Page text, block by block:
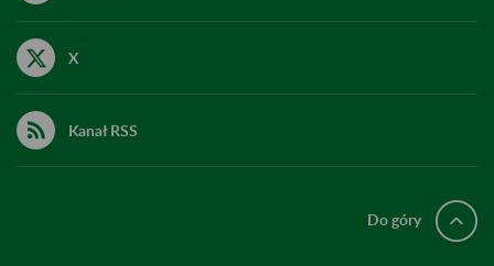
X
Kanał RSS
Do góry